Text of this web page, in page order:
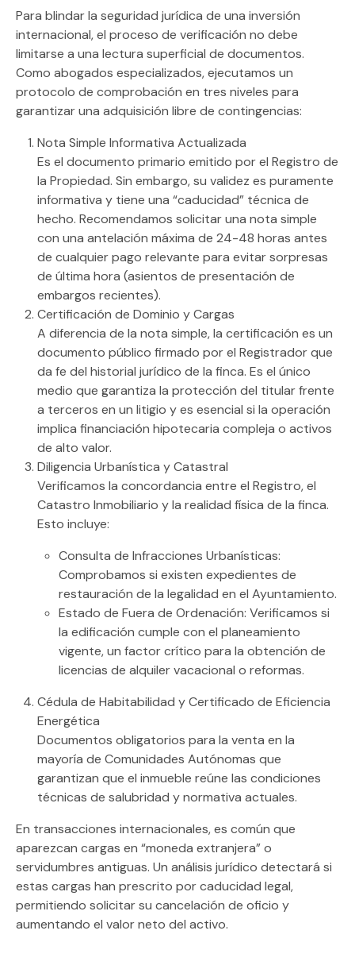
Para blindar la seguridad jurídica de una inversión
internacional, el proceso de verificación no debe
limitarse a una lectura superficial de documentos.
Como abogados especializados, ejecutamos un
protocolo de comprobación en tres niveles para
garantizar una adquisición libre de contingencias:
Nota Simple Informativa Actualizada
Es el documento primario emitido por elRegistro de
la Propiedad. Sin embargo, su validez es puramente
informativa y tiene una “caducidad” técnica de
hecho. Recomendamos solicitar una nota simple
con una antelación máxima de 24-48 horas antes
de cualquier pago relevante para evitar sorpresas
de última hora (asientos de presentación de
embargos recientes).
Certificación de Dominio y Cargas
A diferencia de la nota simple, la certificación es un
documento público firmado por el Registrador que
da fe del historial jurídico de la finca. Es el único
medio que garantiza la protección del titular frente
a terceros en un litigio y es esencial si la operación
implica financiación hipotecaria compleja o activos
de alto valor.
Diligencia Urbanística y Catastral
Verificamos la concordancia entre el Registro, el
Catastro Inmobiliario y la realidad física de la finca.
Esto incluye:
Consulta deInfracciones Urbanísticas:
Comprobamos si existen expedientes de
restauración de la legalidad en el Ayuntamiento.
Estado deFuera de Ordenación: Verificamos si
la edificación cumple con el planeamiento
vigente, un factor crítico para la obtención de
licencias de alquiler vacacional o reformas.
Cédula de Habitabilidad y Certificado de Eficiencia
Energética
Documentos obligatorios para la venta en la
mayoría de Comunidades Autónomas que
garantizan que el inmueble reúne las condiciones
técnicas de salubridad y normativa actuales.
En transacciones internacionales, es común que
aparezcan cargas en “moneda extranjera” o
servidumbres antiguas. Un análisis jurídico detectará si
estas cargas han prescrito por caducidad legal,
permitiendo solicitar su cancelación de oficio y
aumentando el valor neto del activo.